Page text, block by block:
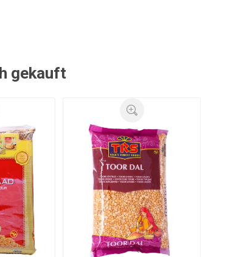
gekauft